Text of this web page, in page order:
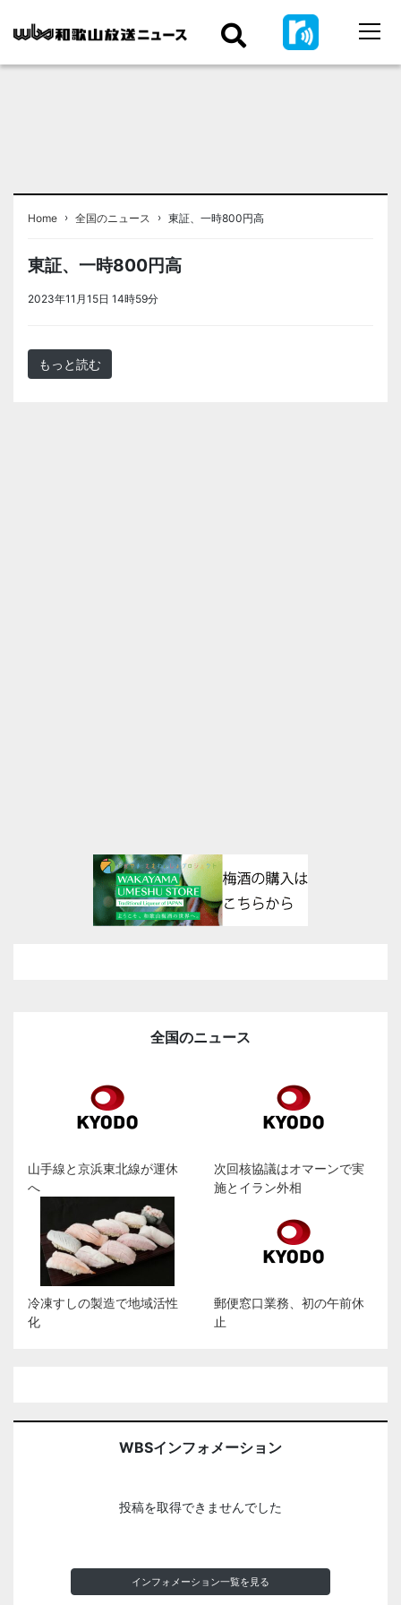
Home › 全国のニュース › 東証、一時800円高
東証、一時800円高
2023年11月15日 14時59分
もっと読む
全国のニュース
山手線と京浜東北線が運休
へ
次回核協議はオマーンで実
施とイラン外相
冷凍すしの製造で地域活性
化
郵便窓口業務、初の午前休
止
WBSインフォメーション
投稿を取得できませんでした
インフォメーション一覧を見る